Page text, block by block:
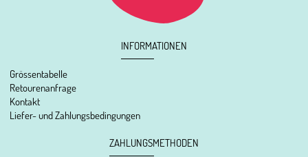
INFORMATIONEN
Grössentabelle
Retourenanfrage
Kontakt
Liefer- und Zahlungsbedingungen
ZAHLUNGSMETHODEN